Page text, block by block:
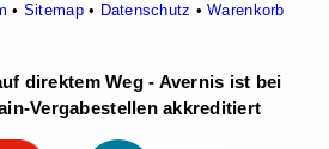
• Sitemap• Datenschutz •Warenkorb
direktem Weg - Avernis ist bei
Vergabestellen akkreditiert